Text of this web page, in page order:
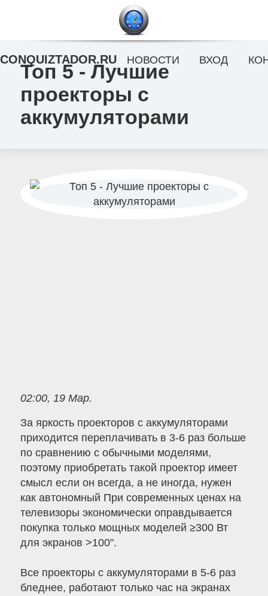
Топ 5 - Лучшие
проекторы с
аккумуляторами
02:00, 19 Мар.
За яркость проекторов с аккумуляторами
приходится переплачивать в 3-6 раз больше
по сравнению с обычными моделями,
поэтому приобретать такой проектор имеет
смысл если он всегда, а не иногда, нужен
как автономный При современных ценах на
телевизоры экономически оправдывается
покупка только мощных моделей ≥300 Вт
для экранов >100".
Все проекторы с аккумуляторами в 5-6 раз
бледнее, работают только час на экранах
CONQUIZTADOR.RU НОВОСТИ ВХОД